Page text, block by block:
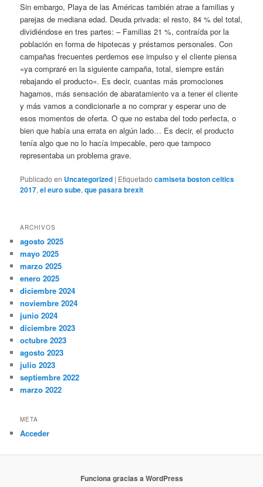
Sin embargo, Playa de las Américas también atrae a familias y
parejas de mediana edad. Deuda privada: el resto, 84 % del total,
dividiéndose en tres partes: – Familias 21 %, contraída por la
población en forma de hipotecas y préstamos personales. Con
campañas frecuentes perdemos ese impulso y el cliente piensa
«ya compraré en la siguiente campaña, total, siempre están
rebajando el producto». Es decir, cuantas más promociones
hagamos, más sensación de abaratamiento va a tener el cliente
y más vamos a condicionarle a no comprar y esperar uno de
esos momentos de oferta. O que no estaba del todo perfecta, o
bien que había una errata en algún lado… Es decir, el producto
tenía algo que no lo hacía impecable, pero que tampoco
representaba un problema grave.
Publicado en Uncategorized | Etiquetado camiseta boston celtics
2017,el euro sube,que pasara brexit
ARCHIVOS
agosto 2025
mayo 2025
marzo 2025
enero 2025
diciembre 2024
noviembre 2024
junio 2024
diciembre 2023
octubre 2023
agosto 2023
julio 2023
septiembre 2022
marzo 2022
META
Acceder
Funciona gracias a WordPress